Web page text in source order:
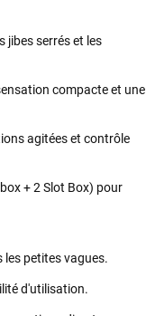
jibes serrés et les
compacte et une
agitées et contrôle
+ 2 Slot Box) pour
les petites vagues.
d'utilisation.